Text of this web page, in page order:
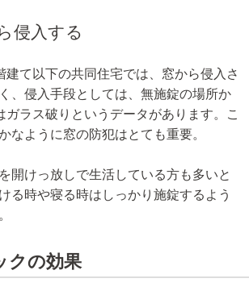
侵入する
て以下の共同住宅では、窓から侵入さ
、侵入手段としては、無施錠の場所か
ガラス破りというデータがあります。こ
なように窓の防犯はとても重要。
開けっ放しで生活している方も多いと
る時や寝る時はしっかり施錠するよう
クの効果